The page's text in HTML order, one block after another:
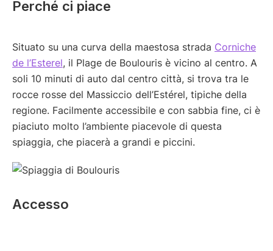
Perché ci piace
Situato su una curva della maestosa strada Corniche
de l’Esterel, il Plage de Boulouris è vicino al centro. A
soli 10 minuti di auto dal centro città, si trova tra le
rocce rosse del Massiccio dell’Estérel, tipiche della
regione. Facilmente accessibile e con sabbia fine, ci è
piaciuto molto l’ambiente piacevole di questa
spiaggia, che piacerà a grandi e piccini.
Accesso